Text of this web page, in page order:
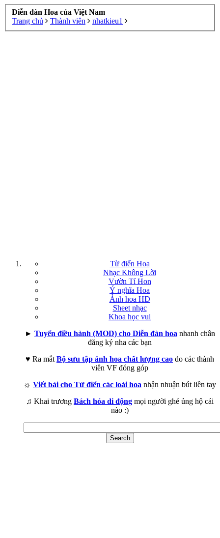
Diễn đàn Hoa của Việt Nam
Trang chủ
Thành viên nhatkieu1
Từ điển Hoa
Nhạc Không Lời
Vườn Tí Hon
Ý nghĩa Hoa
Ảnh hoa HD
Sheet nhạc
Khoa học vui
► Tuyển điều hành (MOD) cho Diễn đàn hoa nhanh chân
đăng ký nha các bạn
♥ Ra mắt Bộ sưu tập ảnh hoa chất lượng cao do các thành
viên VF đóng góp
☼ Viết bài cho Từ điển các loài hoa nhận nhuận bút liền tay
♫ Khai trương Bách hóa di động mọi người ghé ủng hộ cái
nào :)